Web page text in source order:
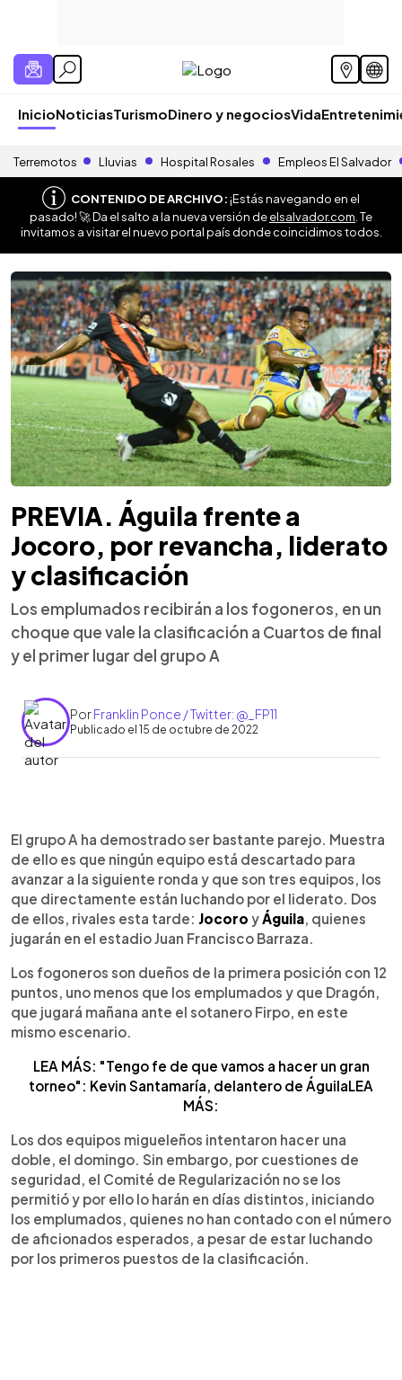
InicioNoticiasTurismoDinero y negociosVida
Terremotos Lluvias Hospital Rosales Empleos El Salvador
CONTENIDO DE ARCHIVO:¡Estás navegando en el
pasado! 🚀 Da el salto a la nueva versión deelsalvador.com . Te
invitamos a visitar el nuevo portal país donde coincidimos todos.
PREVIA. Águila frente a
Jocoro, por revancha, liderato
y clasificación
Los emplumados recibirán a los fogoneros, en un
choque que vale la clasificación a Cuartos de final
y el primer lugar del grupo A
PorFranklin Ponce / Twitter: @_FP11
Publicado el 15 de octubre de 2022
Escuchar artículo
El grupo A ha demostrado ser bastante parejo. Muestra
de ello es que ningún equipo está descartado para
avanzar a la siguiente ronda y que son tres equipos, los
que directamente están luchando por el liderato. Dos
de ellos, rivales esta tarde: Jocoro y Águila , quienes
jugarán en el estadio Juan Francisco Barraza.
Los fogoneros son dueños de la primera posición con 12
puntos, uno menos que los emplumados y que Dragón,
que jugará mañana ante el sotanero Firpo, en este
mismo escenario.
LEA MÁS: "Tengo fe de que vamos a hacer un gran
torneo": Kevin Santamaría, delantero de ÁguilaLEA
MÁS:
Los dos equipos migueleños intentaron hacer una
doble, el domingo. Sin embargo, por cuestiones de
seguridad, el Comité de Regularización no se los
permitió y por ello lo harán en días distintos, iniciando
los emplumados, quienes no han contado con el número
de aficionados esperados, a pesar de estar luchando
por los primeros puestos de la clasificación.